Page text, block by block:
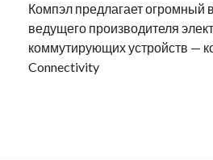
Компэл предлагает огромный
ведущего производителя
коммутирующих устройств —
Connectivity